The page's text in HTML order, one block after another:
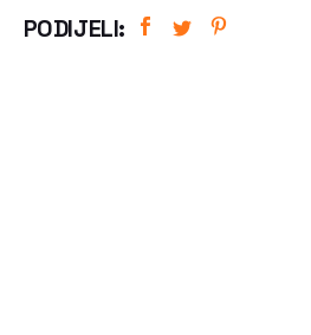
PODIJELI: